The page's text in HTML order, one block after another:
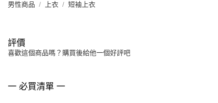
男性商品 上衣 短袖上衣
評價
喜歡這個商品嗎？購買後給他一個好評吧
一 必買清單 一